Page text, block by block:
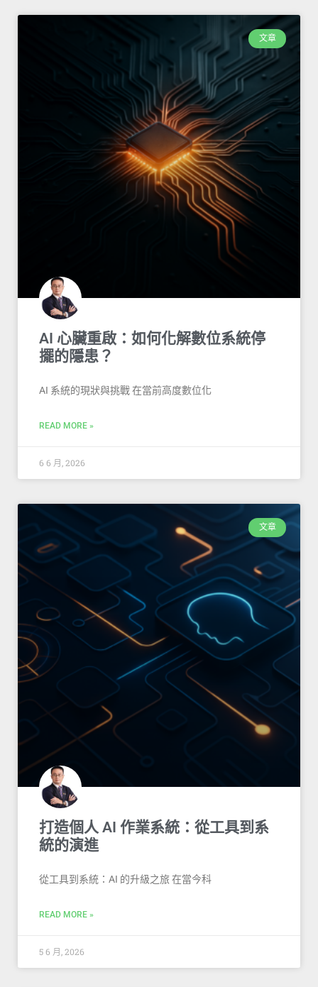
文章
AI 心臟重啟：如何化解數位系統停
擺的隱患？
AI 系統的現狀與挑戰 在當前高度數位化
READ MORE »
6 6 月, 2026
文章
打造個人 AI 作業系統：從工具到系
統的演進
從工具到系統：AI 的升級之旅 在當今科
READ MORE »
5 6 月, 2026